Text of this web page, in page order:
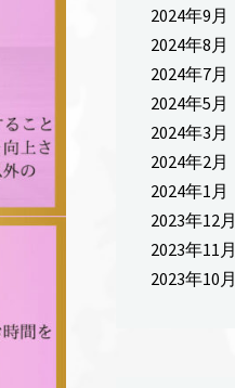
2024年9月
2024年8月
2024年7月
2024年5月
2024年3月
2024年2月
2024年1月
2023年12月
2023年11月
2023年10月